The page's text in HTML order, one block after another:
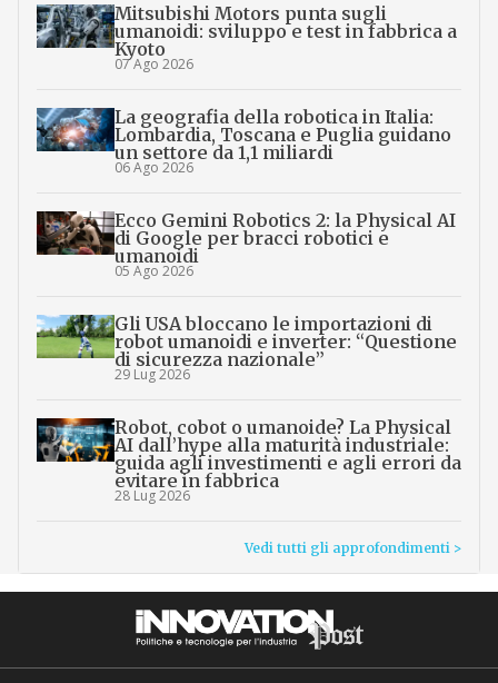
Mitsubishi Motors punta sugli
umanoidi: sviluppo e test in fabbrica a
Kyoto
07 Ago 2026
La geografia della robotica in Italia:
Lombardia, Toscana e Puglia guidano
un settore da 1,1 miliardi
06 Ago 2026
Ecco Gemini Robotics 2: la Physical AI
di Google per bracci robotici e
umanoidi
05 Ago 2026
Gli USA bloccano le importazioni di
robot umanoidi e inverter: “Questione
di sicurezza nazionale”
29 Lug 2026
Robot, cobot o umanoide? La Physical
AI dall’hype alla maturità industriale:
guida agli investimenti e agli errori da
evitare in fabbrica
28 Lug 2026
Vedi tutti gli approfondimenti >